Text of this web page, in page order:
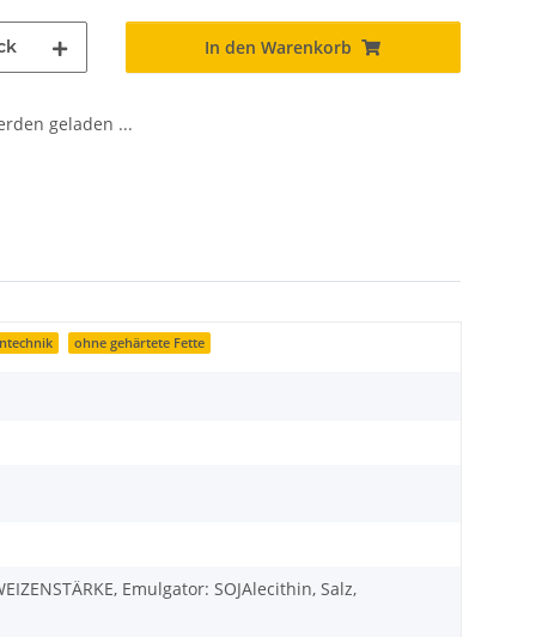
In den Warenkorb
geladen ...
ohne gehärtete Fette
Emulgator: SOJAlecithin, Salz,